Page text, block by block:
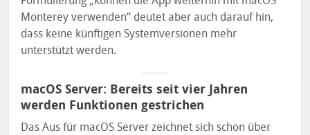
Monterey verwenden“ deutet aber auch darauf hin,
dass keine künftigen Systemversionen mehr
unterstützt werden.
macOS Server: Bereits seit vier Jahren
werden Funktionen gestrichen
Das Aus für macOS Server zeichnet sich schon über